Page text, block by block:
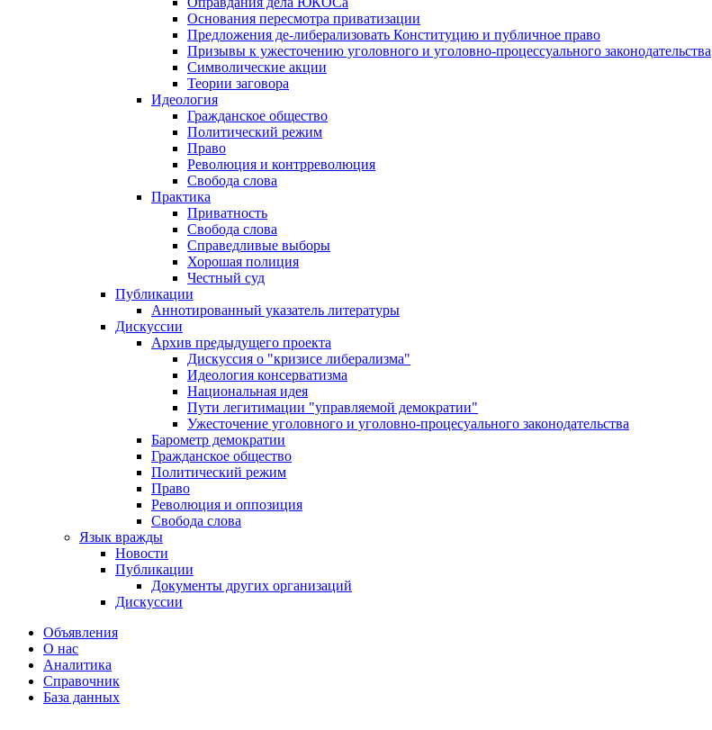
Основания пересмотра приватизации
Предложения де-либерализовать Конституцию и публичное право
Призывы к ужесточению уголовного и уголовно-процессуального законодательства
Символические акции
Теории заговора
Идеология
Гражданское общество
Политический режим
Право
Революция и контрреволюция
Свобода слова
Практика
Приватность
Свобода слова
Справедливые выборы
Хорошая полиция
Честный суд
Публикации
Аннотированный указатель литературы
Дискуссии
Архив предыдущего проекта
Дискуссия о "кризисе либерализма"
Идеология консерватизма
Национальная идея
Пути легитимации "управляемой демократии"
Ужесточение уголовного и уголовно-процесуального законодательства
Барометр демократии
Гражданское общество
Политический режим
Право
Революция и оппозиция
Свобода слова
Язык вражды
Новости
Публикации
Документы других организаций
Дискуссии
Объявления
О нас
Аналитика
Справочник
База данных